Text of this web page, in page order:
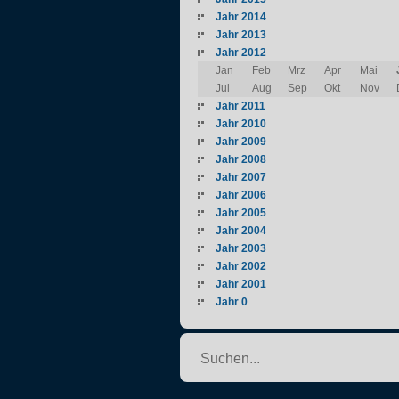
Jahr 2014
Jahr 2013
Jahr 2012
Jan
Feb Mrz Apr Mai
Jul
Aug Sep Okt Nov
Jahr 2011
Jahr 2010
Jahr 2009
Jahr 2008
Jahr 2007
Jahr 2006
Jahr 2005
Jahr 2004
Jahr 2003
Jahr 2002
Jahr 2001
Jahr 0